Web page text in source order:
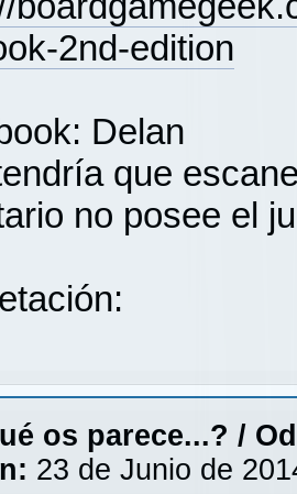
2nd-edition
Delan
que
no posee el
os parece...? /
23 de Junio de